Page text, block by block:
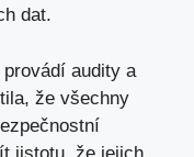
dat.
audity a
že všechny
jistotu, že jejich